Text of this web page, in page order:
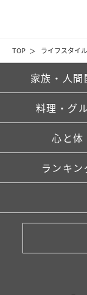
TOP ライフスタイル
家族・人間
料理・グ
心と体
ランキン